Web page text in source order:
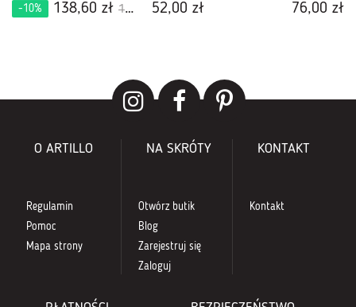
-10%
138,60 zł 154,00 zł 52,00 zł 76,00 zł
O ARTILLO
Regulamin
Pomoc
Mapa strony
NA SKRÓTY
Otwórz butik
Blog
Zarejestruj się
Zaloguj
KONTAKT
Kontakt